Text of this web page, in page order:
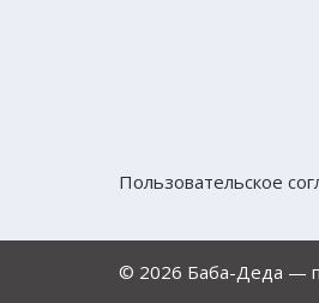
Пользовательское
© 2026 Баба-Деда —